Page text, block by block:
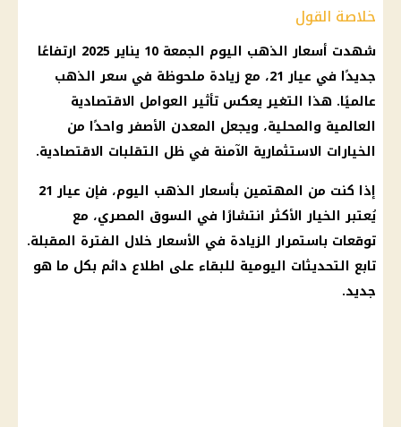
خلاصة القول
شهدت أسعار الذهب اليوم الجمعة 10 يناير 2025
ارتفاعًا
جديدًا في عيار 21 ، مع زيادة ملحوظة في سعر الذهب
عالميًا. هذا التغير يعكس تأثير العوامل الاقتصادية
العالمية والمحلية، ويجعل المعدن الأصفرواحدًا من
الخيارات الاستثمارية الآمنة في ظل التقلبات الاقتصادية.
إذا كنت من المهتمين بأسعارالذهب اليوم، فإن عيار 21
يُعتبر الخيار الأكثر انتشارًا في السوق المصري، مع
توقعات باستمرارالزيادة في الأسعارخلال الفترة المقبلة.
تابع التحديثات اليومية للبقاء على اطلاع دائم بكل ما هو
جديد.